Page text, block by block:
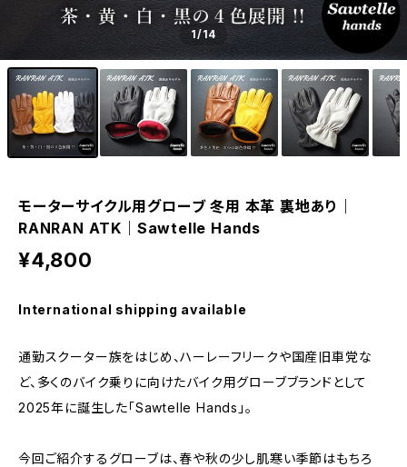
1/14
モーターサイクル用グローブ 冬用 本革 裏地あり｜
RANRAN ATK｜Sawtelle Hands
¥4,800
International shipping available
通勤スクーター族をはじめ、ハーレーフリークや国産旧車党な
ど、多くのバイク乗りに向けたバイク用グローブブランドとして
2025年に誕生した「Sawtelle Hands」。
今回ご紹介するグローブは、春や秋の少し肌寒い季節はもちろ